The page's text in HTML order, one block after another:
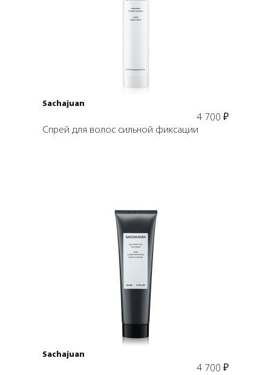
Подробнее
Sachajuan
4 700 ₽
Спрей для волос сильной фиксации
Подробнее
В корзину
Sachajuan
4 700 ₽